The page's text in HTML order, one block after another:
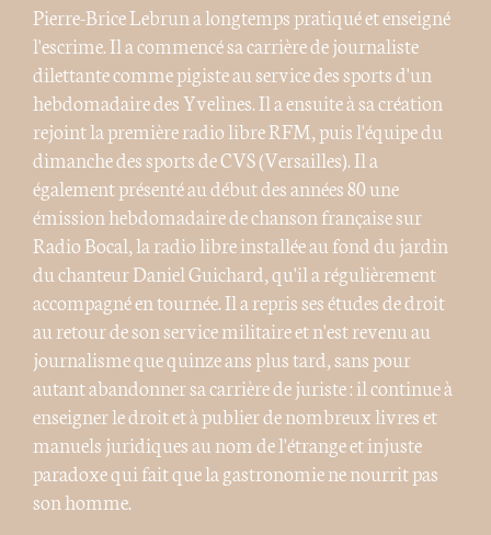
Pierre-Brice Lebrun a longtemps pratiqué et enseigné
l'escrime. Il a commencé sa carrière de journaliste
dilettante comme pigiste au service des sports d'un
hebdomadaire des Yvelines. Il a ensuite à sa création
rejoint la première radio libre RFM, puis l'équipe du
dimanche des sports de CVS (Versailles). Il a
également présenté au début des années 80 une
émission hebdomadaire de chanson française sur
Radio Bocal, la radio libre installée au fond du jardin
du chanteur Daniel Guichard, qu'il a régulièrement
accompagné en tournée. Il a repris ses études de droit
au retour de son service militaire et n'est revenu au
journalisme que quinze ans plus tard, sans pour
autant abandonner sa carrière de juriste : il continue à
enseigner le droit et à publier de nombreux livres et
manuels juridiques au nom de l'étrange et injuste
paradoxe qui fait que la gastronomie ne nourrit pas
son homme.